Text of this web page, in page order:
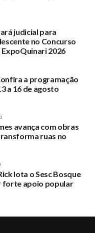
judicial para
no Concurso
ExpoQuinari 2026
a programação
a 16 de agosto
avança com obras
ruas no
lota o Sesc Bosque
forte apoio popular